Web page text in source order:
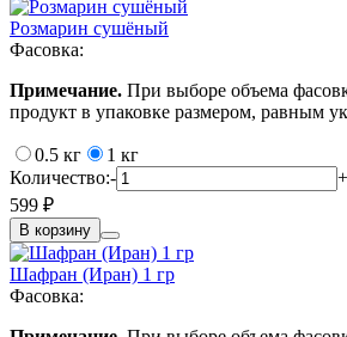
Розмарин сушёный
Фасовка:
Примечание. При выборе объема
продукт в упаковке размером, равным
0.5 кг
1 кг
Количество:-
+
599 ₽
В корзину
Шафран (Иран) 1 гр
Фасовка: